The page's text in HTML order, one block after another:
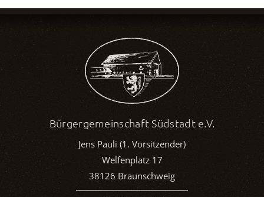
Bürgergemeinschaft Südstadt e.V.
Jens Pauli (1. Vorsitzender)
Welfenplatz 17
38126 Braunschweig